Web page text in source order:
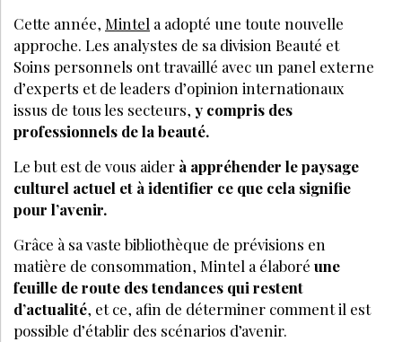
Cette année, Mintel a adopté une toute nouvelle
approche. Les analystes de sa division Beauté et
Soins personnels ont travaillé avec un panel externe
d’experts et de leaders d’opinion internationaux
issus de tous les secteurs, y compris des
professionnels de la beauté.
Le but est de vous aider à appréhender le paysage
culturel actuel et à identifier ce que cela signifie
pour l’avenir.
Grâce à sa vaste bibliothèque de prévisions en
matière de consommation, Mintel a élaboré une
feuille de route des tendances qui restent
d’actualité, et ce, afin de déterminer comment il est
possible d’établir des scénarios d’avenir.